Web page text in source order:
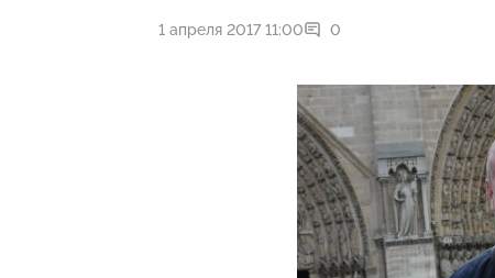
1 апреля 2017 11:00 0